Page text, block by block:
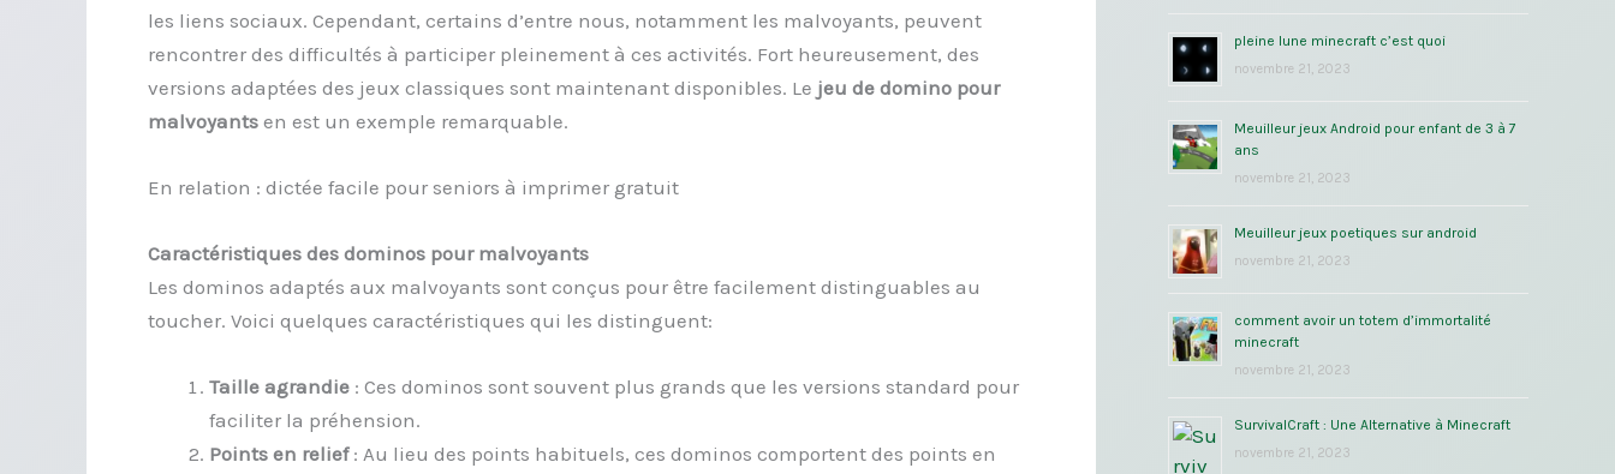
les liens sociaux. Cependant, certains d’entre nous, notamment les malvoyants, peuvent
rencontrer des difficultés à participer pleinement à ces activités. Fort heureusement, des
versions adaptées des jeux classiques sont maintenant disponibles. Le jeu de domino pour
malvoyants en est un exemple remarquable.
En relation : dictée facile pour seniors à imprimer gratuit
Caractéristiques des dominos pour malvoyants
Les dominos adaptés aux malvoyants sont conçus pour être facilement distinguables au
toucher. Voici quelques caractéristiques qui les distinguent:
Taille agrandie : Ces dominos sont souvent plus grands que les versions standard pour
faciliter la préhension.
Points en relief: Au lieu des points habituels, ces dominos comportent des points en
pleine lune minecraft c’est quoi
novembre 21, 2023
Meuilleur jeux Android pour enfant de 3 à 7
ans
novembre 21, 2023
Meuilleur jeux poetiques sur android
novembre 21, 2023
comment avoir un totem d’immortalité
minecraft
novembre 21, 2023
SurvivalCraft : Une Alternative à Minecraft
novembre 21, 2023